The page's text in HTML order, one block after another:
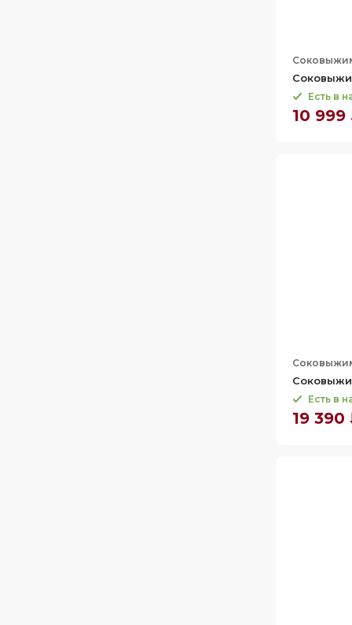
Есть в
10 999
Есть в
19 390